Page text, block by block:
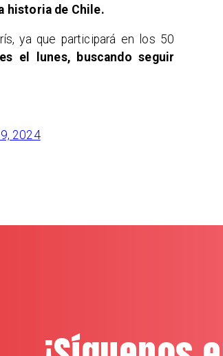
historia de Chile.
ya que participará en los 50
el lunes, buscando seguir
2024